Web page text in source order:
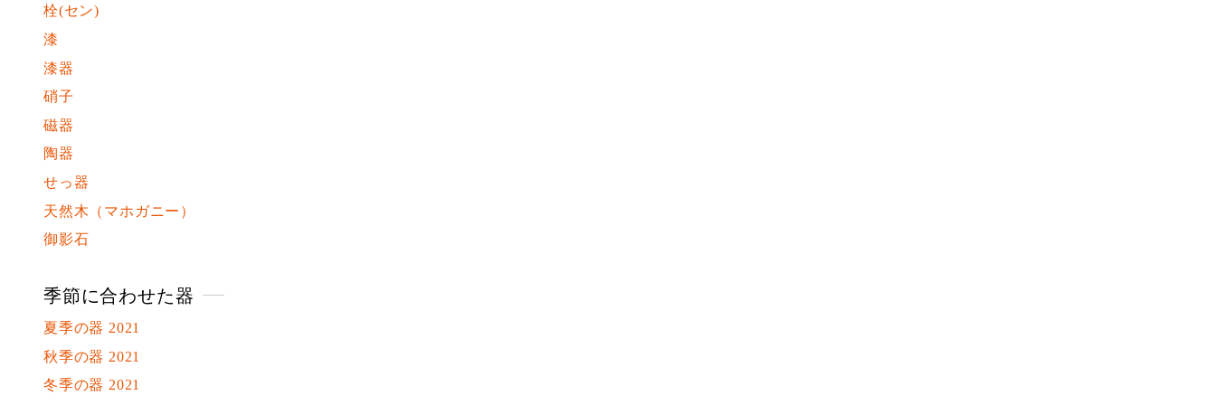
栓(セン)
漆
漆器
硝子
磁器
陶器
せっ器
天然木（マホガニー）
御影石
季節に合わせた器
夏季の器 2021
秋季の器 2021
冬季の器 2021